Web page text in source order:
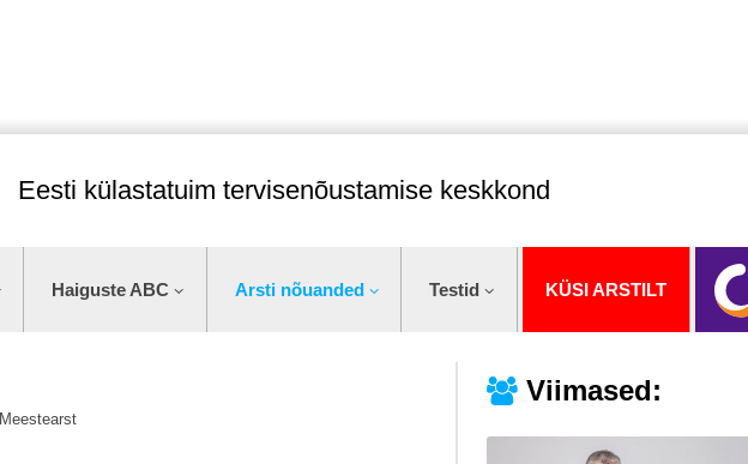
Eesti külastatuim tervisenõustamise keskkond
Haiguste ABC Arsti nõuanded Testid KÜSI ARSTILT
Viimased:
Meestearst